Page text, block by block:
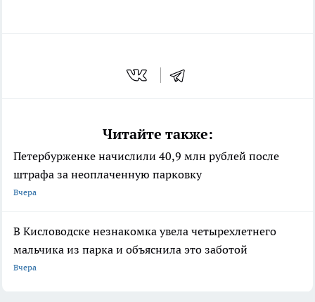
Читайте также:
Петербурженке начислили 40,9 млн рублей после
штрафа за неоплаченную парковку
Вчера
В Кисловодске незнакомка увела четырехлетнего
мальчика из парка и объяснила это заботой
Вчера